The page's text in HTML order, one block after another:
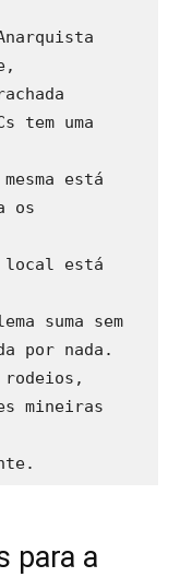
tem uma
está
os
local está
suma sem
por nada.
mineiras
para a